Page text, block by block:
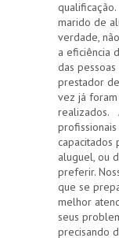
marido de
verdade,
a eficiência
das
prestador
vez já
realizados.
capacitados
aluguel, ou
preferir.
que se
melhor
seus
precisando